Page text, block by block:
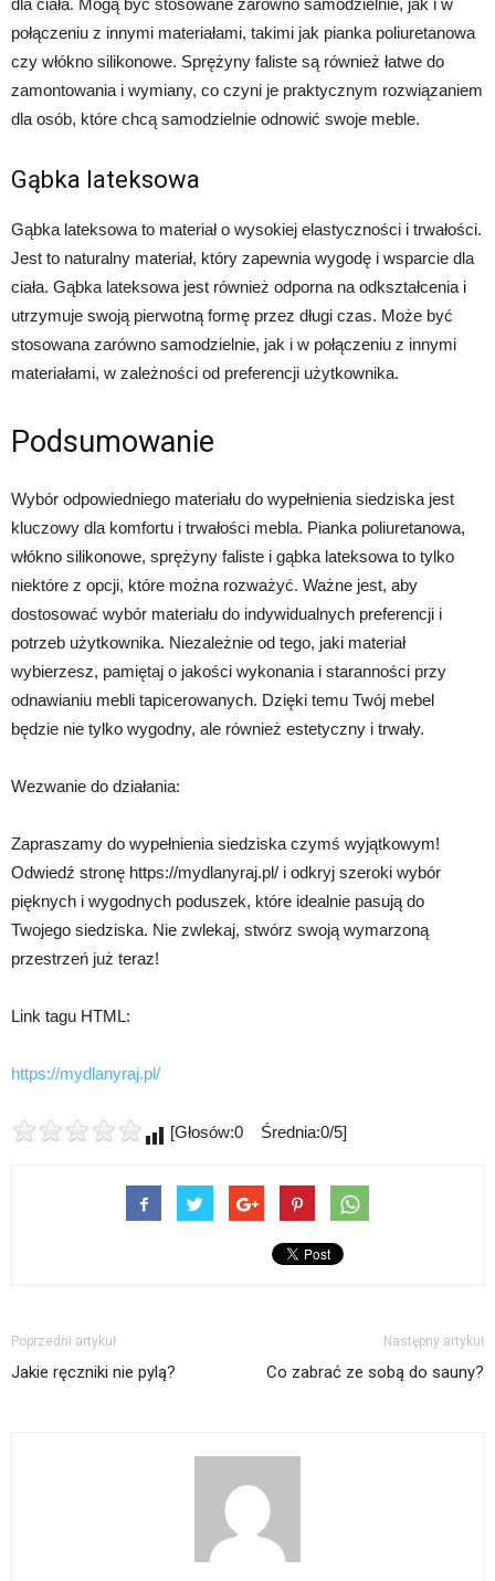
dla ciała. Mogą być stosowane zarówno samodzielnie, jak i w
połączeniu z innymi materiałami, takimi jak pianka poliuretanowa
czy włókno silikonowe. Sprężyny faliste są również łatwe do
zamontowania i wymiany, co czyni je praktycznym rozwiązaniem
dla osób, które chcą samodzielnie odnowić swoje meble.
Gąbka lateksowa
Gąbka lateksowa to materiał o wysokiej elastyczności i trwałości.
Jest to naturalny materiał, który zapewnia wygodę i wsparcie dla
ciała. Gąbka lateksowa jest również odporna na odkształcenia i
utrzymuje swoją pierwotną formę przez długi czas. Może być
stosowana zarówno samodzielnie, jak i w połączeniu z innymi
materiałami, w zależności od preferencji użytkownika.
Podsumowanie
Wybór odpowiedniego materiału do wypełnienia siedziska jest
kluczowy dla komfortu i trwałości mebla. Pianka poliuretanowa,
włókno silikonowe, sprężyny faliste i gąbka lateksowa to tylko
niektóre z opcji, które można rozważyć. Ważne jest, aby
dostosować wybór materiału do indywidualnych preferencji i
potrzeb użytkownika. Niezależnie od tego, jaki materiał
wybierzesz, pamiętaj o jakości wykonania i staranności przy
odnawianiu mebli tapicerowanych. Dzięki temu Twój mebel
będzie nie tylko wygodny, ale również estetyczny i trwały.
Wezwanie do działania:
Zapraszamy do wypełnienia siedziska czymś wyjątkowym!
Odwiedź stronę https://mydlanyraj.pl/ i odkryj szeroki wybór
pięknych i wygodnych poduszek, które idealnie pasują do
Twojego siedziska. Nie zwlekaj, stwórz swoją wymarzoną
przestrzeń już teraz!
Link tagu HTML:
https://mydlanyraj.pl/
[Głosów:0 Średnia:0/5]
Poprzedni artykuł
Jakie ręczniki nie pylą?
Następny artykuł
Co zabrać ze sobą do sauny?